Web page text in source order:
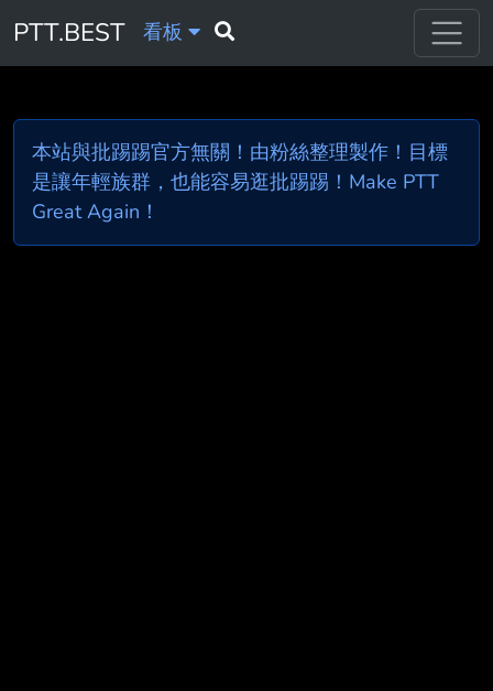
PTT.BEST 看板
本站與批踢踢官方無關！由粉絲整理製作！目標
是讓年輕族群，也能容易逛批踢踢！Make PTT
Great Again！